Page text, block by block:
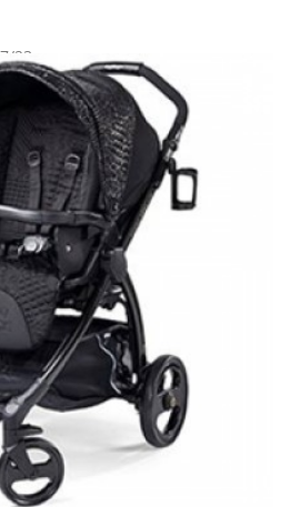
的能藉由時尚的力量引領新手
便讓孩子從小培養時尚態度！
23